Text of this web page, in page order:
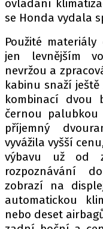
ovládání
se Honda vydala
Použité
jen levnějším
nevržou a
kabinu snaží
kombinací dvou
černou
příjemný
vyvážila vyšší
výbavu už od
rozpoznávání
zobrazí na
automatickou
nebo deset